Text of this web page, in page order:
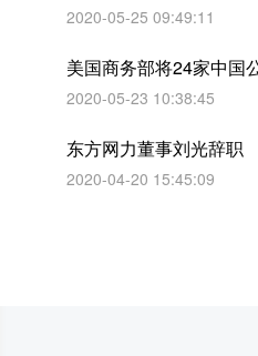
2020-05-25 09:49:11
美国商务部将24家中国
2020-05-23 10:38:45
东方网力董事刘光辞职
2020-04-20 15:45:09